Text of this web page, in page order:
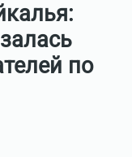
по